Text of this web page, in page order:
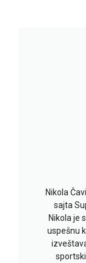
Nikola
sajta
Nikola je
uspešnu